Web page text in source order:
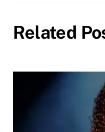
Related